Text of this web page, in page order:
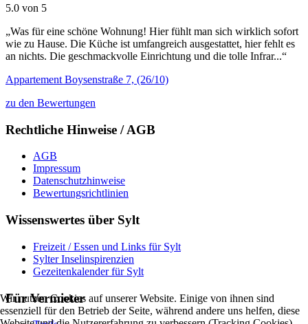
5.0 von 5
„Was für eine schöne Wohnung! Hier fühlt man sich wirklich sofort
wie zu Hause. Die Küche ist umfangreich ausgestattet, hier fehlt es
an nichts. Die geschmackvolle Einrichtung und die tolle Infrar...“
Appartement Boysenstraße 7, (26/10)
zu den Bewertungen
Rechtliche Hinweise / AGB
AGB
Impressum
Datenschutzhinweise
Bewertungsrichtlinien
Wissenswertes über Sylt
Freizeit / Essen und Links für Sylt
Sylter Inselinspirenzien
Gezeitenkalender für Sylt
Für Vermieter
Wir nutzen Cookies auf unserer Website. Einige von ihnen sind
essenziell für den Betrieb der Seite, während andere uns helfen, diese